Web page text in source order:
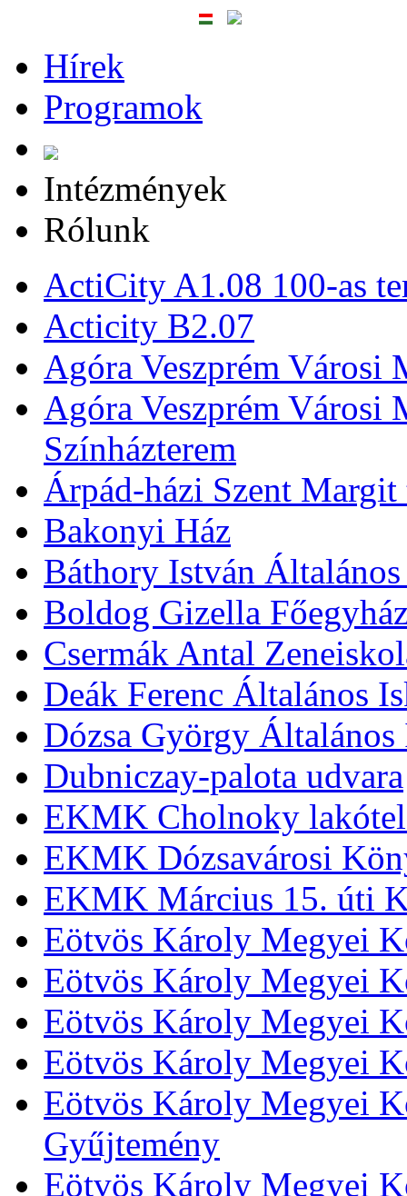
Hírek
Programok
Intézmények
Rólunk
ActiCity A1.08 100-as
Acticity B2.07
Agóra Veszprém Városi
Agóra Veszprém Városi
Színházterem
Árpád-házi Szent
Bakonyi Ház
Báthory István
Boldog Gizella
Csermák Antal
Deák Ferenc Általános
Dózsa György Általános
Dubniczay-palota udvara
EKMK Cholnoky
EKMK Dózsavárosi
EKMK Március 15. úti
Eötvös Károly Megyei
Eötvös Károly Megyei
Eötvös Károly Megyei
Eötvös Károly Megyei
Eötvös Károly Megyei
Gyűjtemény
Eötvös Károly Megyei